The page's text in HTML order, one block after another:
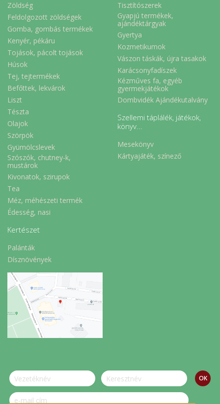
Zöldség
Feldolgozott zöldségek
Gomba, gombás termékek
Kenyér, pékáru
Tojások, pácolt tojások
Húsok
Tej, tejtermékek
Befőttek, lekvárok
Liszt
Tészta
Olajok
Szörpök
Gyümölcslevek
Szószók, chutney-k,
mustárok
Kivonatok, szirupok
Tea
Méz, méhészeti termék
Édesség, nasi
Kertészet
Palánták
Dísznövények
Tisztítószerek
Gyapjú termékek,
ajándéktárgyak
Gyertya
Kozmetikumok
Vászon táskák, újra tasakok
Karácsonyfadíszek
Kézműves fa, egyéb
gyermekjátékok
Dombvidék Ajándékutalvány
Szellemi táplálék, játékok,
könyv...
Mesekönyv
Kártyajáték, színező